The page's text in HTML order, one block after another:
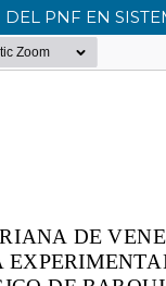
PNF EN